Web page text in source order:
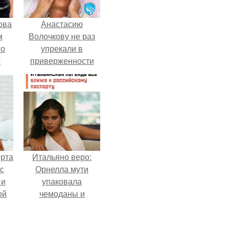
Анастасию
Волочкову не раз
упрекали в
приверженности
устаревшим бьюти -
процедурам.
Итальяно веро:
Орнелла мути
упаковала
чемоданы и